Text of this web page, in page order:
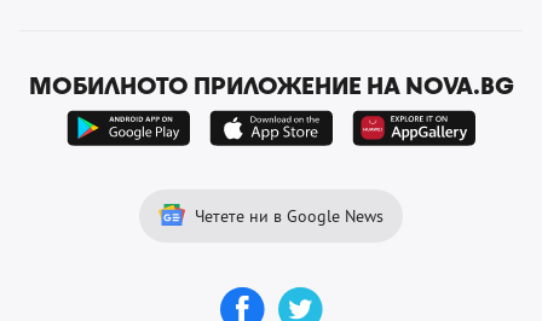
МОБИЛНОТО ПРИЛОЖЕНИЕ НА NOVA.BG
Четете ни в Google News